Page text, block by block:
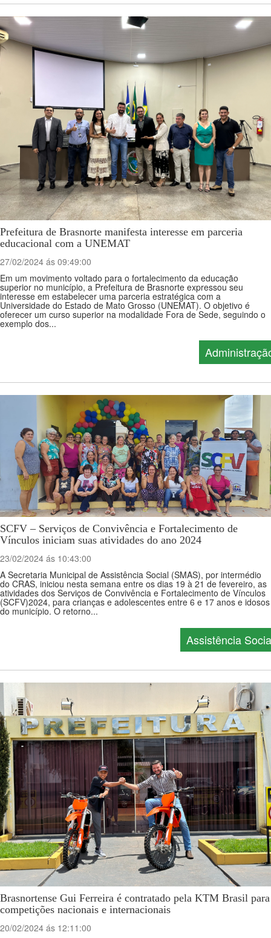
Prefeitura de Brasnorte manifesta interesse em parceria
educacional com a UNEMAT
27/02/2024 ás 09:49:00
Em um movimento voltado para o fortalecimento da educação
superior no município, a Prefeitura de Brasnorte expressou seu
interesse em estabelecer uma parceria estratégica com a
Universidade do Estado de Mato Grosso (UNEMAT). O objetivo é
oferecer um curso superior na modalidade Fora de Sede, seguindo o
exemplo dos...
SCFV – Serviços de Convivência e Fortalecimento de
Vínculos iniciam suas atividades do ano 2024
23/02/2024 ás 10:43:00
A Secretaria Municipal de Assistência Social (SMAS), por intermédio
do CRAS, iniciou nesta semana entre os dias 19 à 21 de fevereiro, as
atividades dos Serviços de Convivência e Fortalecimento de Vínculos
(SCFV)2024, para crianças e adolescentes entre 6 e 17 anos e idosos
do município. O retorno...
Assistência
Brasnortense Gui Ferreira é contratado pela KTM Brasil para
competições nacionais e internacionais
20/02/2024 ás 12:11:00